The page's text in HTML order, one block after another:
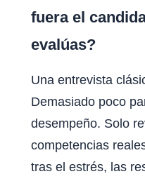
fuera el
evalúas?
Una entrevista
Demasiado poco
desempeño. Solo
competencias
tras el estrés, las